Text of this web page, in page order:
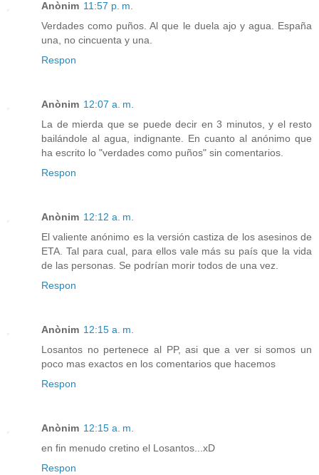
Anònim 11:57 p. m.
Verdades como puños. Al que le duela ajo y agua. España
una, no cincuenta y una.
Respon
Anònim 12:07 a. m.
La de mierda que se puede decir en 3 minutos, y el resto
bailándole al agua, indignante. En cuanto al anónimo que
ha escrito lo "verdades como puños" sin comentarios.
Respon
Anònim 12:12 a. m.
El valiente anónimo es la versión castiza de los asesinos de
ETA. Tal para cual, para ellos vale más su país que la vida
de las personas. Se podrían morir todos de una vez.
Respon
Anònim 12:15 a. m.
Losantos no pertenece al PP, asi que a ver si somos un
poco mas exactos en los comentarios que hacemos
Respon
Anònim 12:15 a. m.
en fin menudo cretino el Losantos...xD
Respon